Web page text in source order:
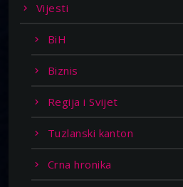
Vijesti
BiH
Biznis
Regija i Svijet
Tuzlanski kanton
Crna hronika